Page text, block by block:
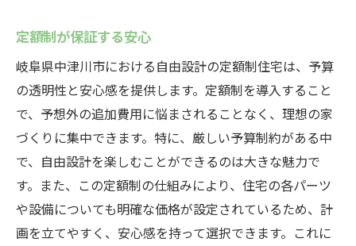
定額制が保証する安心
岐阜県中津川市における自由設計の定額制住宅は、予算
の透明性と安心感を提供します。定額制を導入すること
で、予想外の追加費用に悩まされることなく、理想の家
づくりに集中できます。特に、厳しい予算制約がある中
で、自由設計を楽しむことができるのは大きな魅力で
す。また、この定額制の仕組みにより、住宅の各パーツ
や設備についても明確な価格が設定されているため、計
画を立てやすく、安心感を持って選択できます。これに